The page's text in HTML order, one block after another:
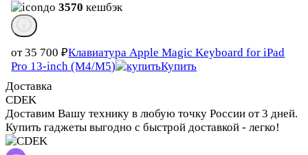
до3570 кешбэк
от 35 700₽Клавиатура Apple Magic Keyboard for iPad
Pro 13‑inch (M4/M5)
Купить
Доставка
CDEK
Доставим Вашу технику в любую точку России от 3 дней.
Купить гаджеты выгодно с быстрой доставкой - легко!